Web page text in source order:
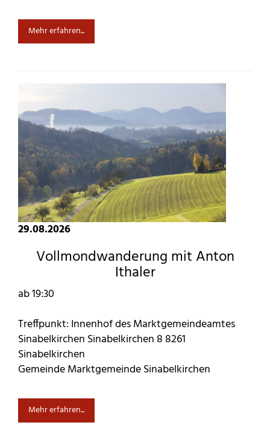
Mehr erfahren...
29.08.2026
Vollmondwanderung mit Anton
Ithaler
ab 19:30
Treffpunkt: Innenhof des Marktgemeindeamtes
Sinabelkirchen Sinabelkirchen 8 8261
Sinabelkirchen
Gemeinde Marktgemeinde Sinabelkirchen
Mehr erfahren...